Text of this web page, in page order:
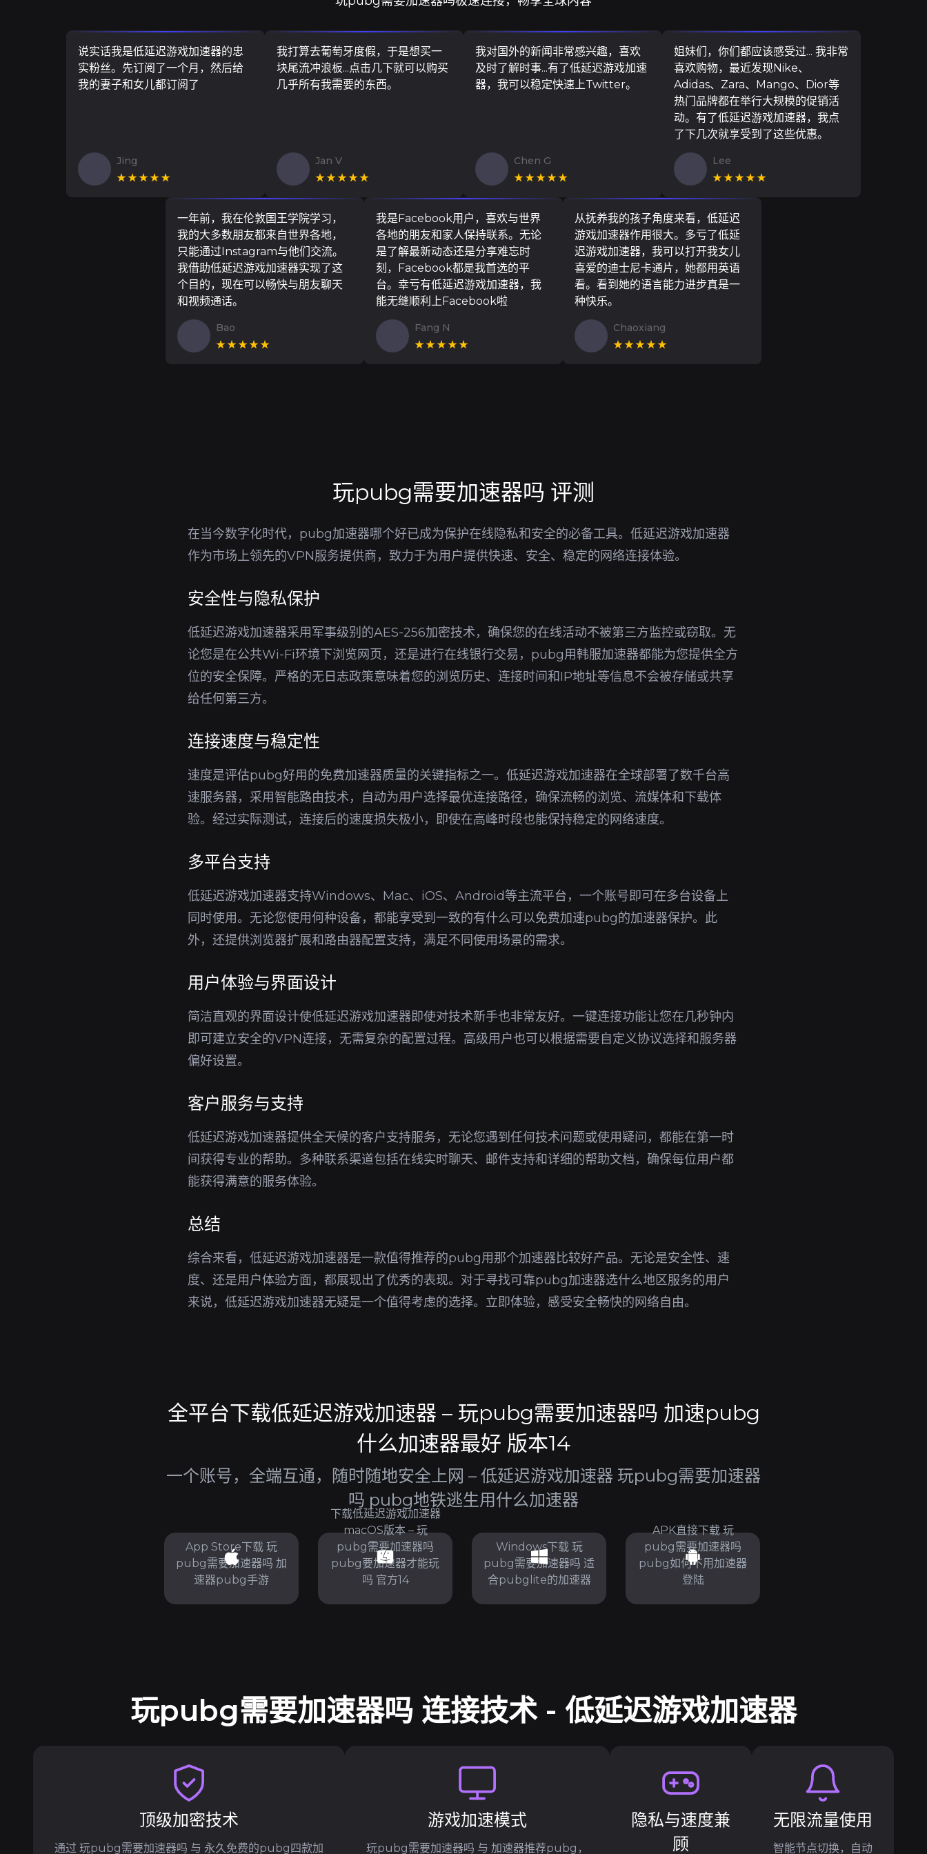
说实话我是低延迟游戏加速器的忠
实粉丝。先订阅了一个月，然后给
我的妻子和女儿都订阅了
Jing
★★★★★
我打算去葡萄牙度假，于是想买一
块尾流冲浪板...点击几下就可以购买
几乎所有我需要的东西。
Jan V
★★★★★
我对国外的新闻非常感兴趣，喜欢
及时了解时事...有了低延迟游戏加速
器，我可以稳定快速上Twitter。
Chen G
★★★★★
姐妹们，你们都应该感受过... 我非常
喜欢购物，最近发现Nike、
Adidas、Zara、Mango、Dior等
热门品牌都在举行大规模的促销活
动。有了低延迟游戏加速器，我点
了下几次就享受到了这些优惠。
Lee
★★★★★
一年前，我在伦敦国王学院学习，
我的大多数朋友都来自世界各地，
只能通过Instagram与他们交流。
我借助低延迟游戏加速器实现了这
个目的，现在可以畅快与朋友聊天
和视频通话。
Bao
★★★★★
我是Facebook用户，喜欢与世界
各地的朋友和家人保持联系。无论
是了解最新动态还是分享难忘时
刻，Facebook都是我首选的平
台。幸亏有低延迟游戏加速器，我
能无缝顺利上Facebook啦
Fang N
★★★★★
从抚养我的孩子角度来看，低延迟
游戏加速器作用很大。多亏了低延
迟游戏加速器，我可以打开我女儿
喜爱的迪士尼卡通片，她都用英语
看。看到她的语言能力进步真是一
种快乐。
Chaoxiang
★★★★★
玩pubg需要加速器吗 评测
在当今数字化时代，pubg加速器哪个好已成为保护在线隐私和安全的必备工具。低延迟游戏加速器
作为市场上领先的VPN服务提供商，致力于为用户提供快速、安全、稳定的网络连接体验。
安全性与隐私保护
低延迟游戏加速器采用军事级别的AES-256加密技术，确保您的在线活动不被第三方监控或窃取。无
论您是在公共Wi-Fi环境下浏览网页，还是进行在线银行交易，pubg用韩服加速器都能为您提供全方
位的安全保障。严格的无日志政策意味着您的浏览历史、连接时间和IP地址等信息不会被存储或共享
给任何第三方。
连接速度与稳定性
速度是评估pubg好用的免费加速器质量的关键指标之一。低延迟游戏加速器在全球部署了数千台高
速服务器，采用智能路由技术，自动为用户选择最优连接路径，确保流畅的浏览、流媒体和下载体
验。经过实际测试，连接后的速度损失极小，即使在高峰时段也能保持稳定的网络速度。
多平台支持
低延迟游戏加速器支持Windows、Mac、iOS、Android等主流平台，一个账号即可在多台设备上
同时使用。无论您使用何种设备，都能享受到一致的有什么可以免费加速pubg的加速器保护。此
外，还提供浏览器扩展和路由器配置支持，满足不同使用场景的需求。
用户体验与界面设计
简洁直观的界面设计使低延迟游戏加速器即使对技术新手也非常友好。一键连接功能让您在几秒钟内
即可建立安全的VPN连接，无需复杂的配置过程。高级用户也可以根据需要自定义协议选择和服务器
偏好设置。
客户服务与支持
低延迟游戏加速器提供全天候的客户支持服务，无论您遇到任何技术问题或使用疑问，都能在第一时
间获得专业的帮助。多种联系渠道包括在线实时聊天、邮件支持和详细的帮助文档，确保每位用户都
能获得满意的服务体验。
总结
综合来看，低延迟游戏加速器是一款值得推荐的pubg用那个加速器比较好产品。无论是安全性、速
度、还是用户体验方面，都展现出了优秀的表现。对于寻找可靠pubg加速器选什么地区服务的用户
来说，低延迟游戏加速器无疑是一个值得考虑的选择。立即体验，感受安全畅快的网络自由。
全平台下载低延迟游戏加速器 – 玩pubg需要加速器吗 加速pubg
什么加速器最好 版本14
一个账号，全端互通，随时随地安全上网 – 低延迟游戏加速器 玩pubg需要加速器
吗 pubg地铁逃生用什么加速器
App Store下载 玩
pubg需要加速器吗 加
速器pubg手游
下载低延迟游戏加速器
macOS版本 – 玩
pubg需要加速器吗
pubg要加速器才能玩
吗 官方14
Windows下载 玩
pubg需要加速器吗 适
合pubglite的加速器
APK直接下载 玩
pubg需要加速器吗
pubg如何不用加速器
登陆
玩pubg需要加速器吗 连接技术 - 低延迟游戏加速器
顶级加密技术
通过 玩pubg需要加速器吗 与 永久免费的pubg四款加
游戏加速模式
玩pubg需要加速器吗 与 加速器推荐pubg，
隐私与速度兼
顾
无限流量使用
智能节点切换，自动